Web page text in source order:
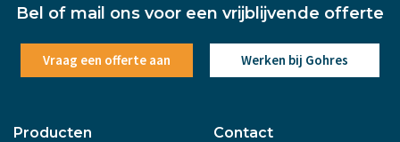
Bel of mail ons voor een vrijblijvende offerte
Vraag een offerte aan Werken bij Gohres
Producten
Contact